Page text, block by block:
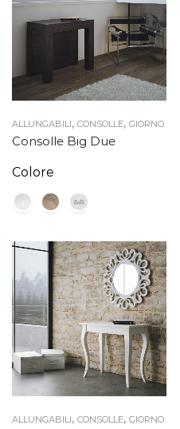
ALLUNGABILI, CONSOLLE, GIORNO
Consolle Big Due
Colore
ALLUNGABILI, CONSOLLE, GIORNO